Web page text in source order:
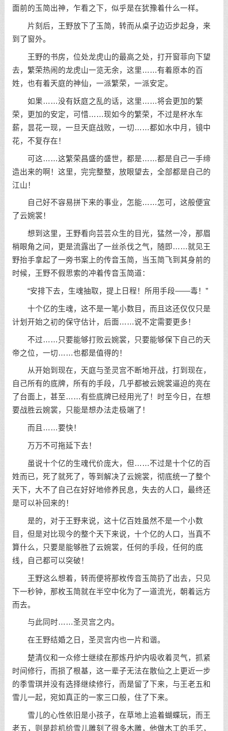
面前的玉简出神，乍看之下，似乎是在犹豫着什么一样。
片刻后，王野放下了玉简，转而从桌子边迈步起身，来
到了窗外。
王野的书房，位处龙虎山的最高之处，打开窗菲向下望
去，繁荣热闹的龙虎山一览无余，这里……有着原本的百
姓，也有着天庭的神仙，一派繁荣，一派安定。
如果……没有妖庭之乱的话，这里……将会更加的繁
荣，更加的安定，可惜……现如今的繁荣，不过是杯水车
薪，昙花一现，一旦天庭战败，一切……都如水中月，镜中
花，不复存在！
可这……这繁荣昌盛的盛世，都是……都是自己一手缔
造出来的啊！这里，完完整整，放眼望去，全部都是自己的
江山！
自己好不容易拼下来的事业，怎能……怎可，这般便宜
了云婉裳！
想到这里，王野看向芸芸众生的目光，猛然一冷，那眉
梢眼角之间，更是流露出了一丝杀伐之气，随即……就见王
野抬手拿起了一旁书案上的传音玉简，当玉简飞到其身前的
时候，王野不假思索的冲着传音玉简道：
“安排下去，生魂抽取，提上日程！所用手段——毒！”
十个亿的生魂，这不是一笔小数目，而且这还仅仅只是
计划开始之初的保守估计，后面……说不定需要更多！
不过……只要能够打败云婉裳，只要能够保下自己的天
帝之位，一切……也都是值得的！
从开始到现在，天庭与圣灵宫不断地开战，打到现在，
自己所有的底牌，所有的手段，几乎都被云婉裳逼迫的亮在
了台面上，甚至……有些底牌已经用光了！时至今日，在想
要战胜云婉裳，只能是想办法走极端了！
而且……要快！
万万不可拖延下去！
虽说十个亿的生魂代价庞大，但……不过是十个亿的百
姓而已，死了就死了，等到解决了云婉裳，彻底统一了整个
天下，大不了自己在好好地修养民息，失去的人口，最终还
是可以补回来的！
是的，对于王野来说，这十亿百姓虽然不是一个小数
目，但是对比现今的整个天下来说，十个亿的人口，当真不
算什么，只要是能够胜了云婉裳，任何的手段，任何的底
线，自己都可以突破！
王野这么想着，转而便将那枚传音玉简扔了出去，只见
下一秒钟，那枚玉简就在半空中化为了一道流光，朝着远方
而去。
与此同时……圣灵宫之内。
在王野结婚之日，圣灵宫内也一片和谐。
楚清仪和一众修士继续在那炼丹炉内吸收着灵气，抓紧
时间修行，而损了根基，这一辈子无法在散仙之上更近一步
的季雪琪并没有选择继续修行，而是留了下来，与王老五和
雪儿一起，宛如真正的一家三口般，住了下来。
雪儿的心性依旧是小孩子，在草地上追着蝴蝶玩，而王
老五，则是趁机给雪儿雕刻了很多木雕，他做木工的手艺，